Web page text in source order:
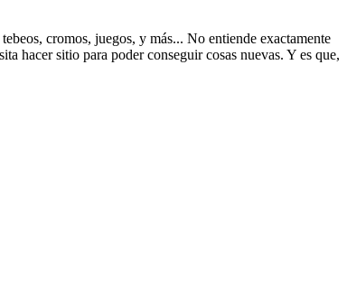
cromos, juegos, y más... No entiende exactamente
hacer sitio para poder conseguir cosas nuevas. Y es que,